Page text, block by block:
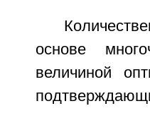
основе
величиной